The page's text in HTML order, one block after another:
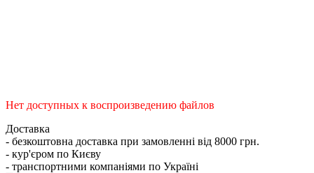
Нет доступных к воспроизведению файлов
Доставка
- безкоштовна доставка при замовленні від 8000 грн.
- кур'єром по Києву
- транспортними компаніями по Україні